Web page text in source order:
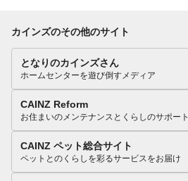
カインズのその他のサイト
となりのカインズさん
ホームセンターを遊び倒すメディア
CAINZ Reform
お住まいのメンテナンスとくらしのサポート
CAINZ ペット総合サイト
ペットとのくらしを彩るサービスをお届け